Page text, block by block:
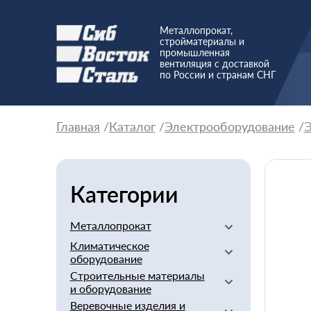
Металлопрокат,
стройматериалы и
промышленная
вентиляция с доставкой
по России и странам СНГ
Главная Каталог Электрооборудование
Категории
Металлопрокат
Алюминиевый
Баббит
Бериллий
Бронзовый
Климатическое
оборудование
Вентиляторы
Вентиляционное
оборудование
Строительные материалы
и оборудование
Арматура стеклопластиковая
Веревочные изделия и